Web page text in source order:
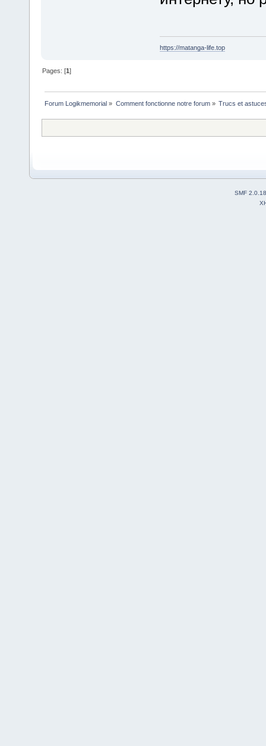
https://matanga-life.top
Pages: [1]
Forum Logikmemorial » Comment fonctionne notre forum» Trucs et
SMF 2.0.18